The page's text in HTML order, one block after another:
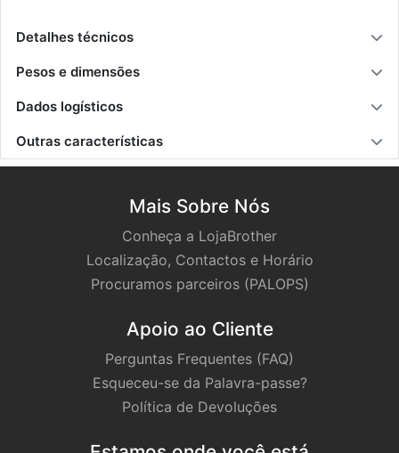
Detalhes técnicos
Pesos e dimensões
Dados logísticos
Outras características
Mais Sobre Nós
Conheça a LojaBrother
Localização, Contactos e Horário
Procuramos parceiros (PALOPS)
Apoio ao Cliente
Perguntas Frequentes (FAQ)
Esqueceu-se da Palavra-passe?
Política de Devoluções